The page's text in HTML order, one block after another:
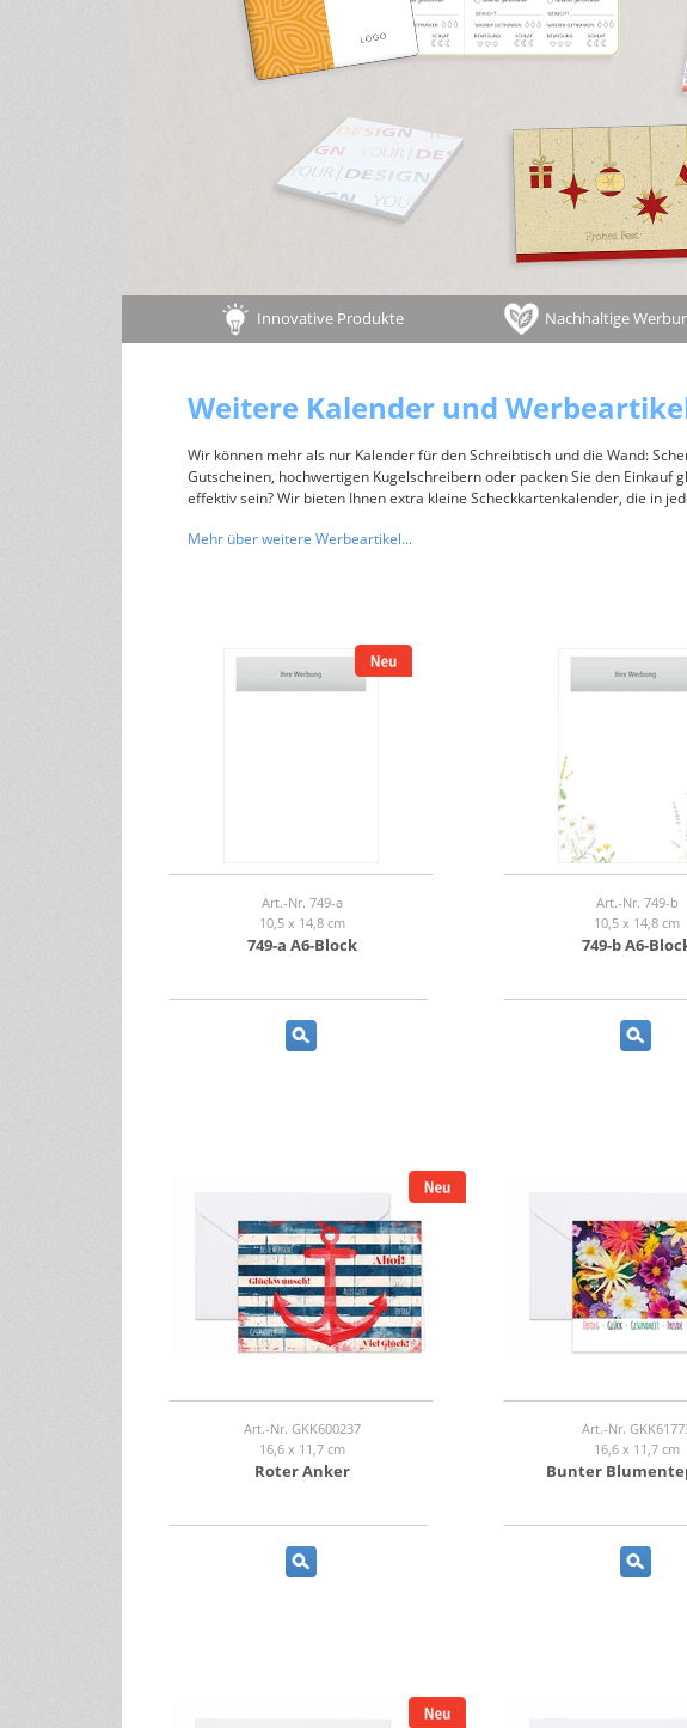
andere Größen
Tipps für ein gesundes Leben
Wohlfühltipps
Infos zu Pflanzen/Gartentipps
100-
Innovative Produkte Nachhaltige
Weitere Kalender und
Wir können mehr als nur Kalender für den Schreibtisch und die Wand:
Gutscheinen, hochwertigen Kugelschreibern oder packen Sie den
effektiv sein? Wir bieten Ihnen extra kleine Scheckkartenkalender, die in
Mehr über weitere Werbeartikel...
Art.-Nr. 749-a
10,5 x 14,8 cm
749-a A6-Block
Art.-Nr. 749-b
10,5 x 14,8 cm
749-b A6-
Art.-Nr. GKK600237
16,6 x 11,7 cm
Roter Anker
Art.-Nr.
16,6 x 11,7 cm
Bunter